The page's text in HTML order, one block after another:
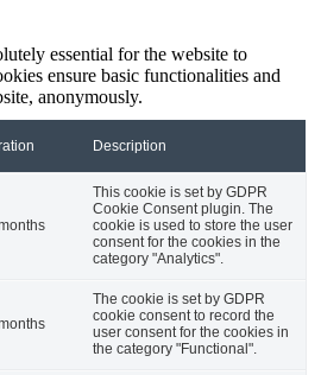
essential for the website to
ensure basic functionalities and
anonymously.
Description
This cookie is set by GDPR
Cookie Consent plugin. The
cookie is used to store the user
consent for the cookies in the
category "Analytics".
The cookie is set by GDPR
cookie consent to record the
user consent for the cookies in
the category "Functional".